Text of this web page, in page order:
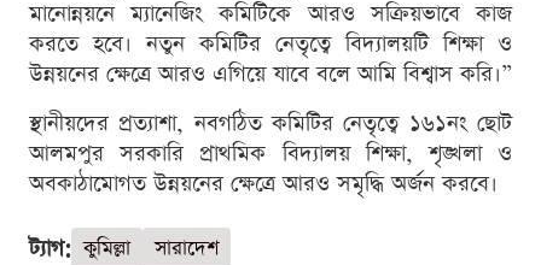
মানোন্নয়নে ম্যানেজিং কমিটিকে আরও সক্রিয়ভাবে কাজ
করতে হবে। নতুন কমিটির নেতৃত্বে বিদ্যালয়টি শিক্ষা ও
উন্নয়নের ক্ষেত্রে আরও এগিয়ে যাবে বলে আমি বিশ্বাস করি।”
স্থানীয়দের প্রত্যাশা, নবগঠিত কমিটির নেতৃত্বে ১৬১নং ছোট
আলমপুর সরকারি প্রাথমিক বিদ্যালয় শিক্ষা, শৃঙ্খলা ও
অবকাঠামোগত উন্নয়নের ক্ষেত্রে আরও সমৃদ্ধি অর্জন করবে।
ট্যাগ: কুমিল্লা সারাদেশ